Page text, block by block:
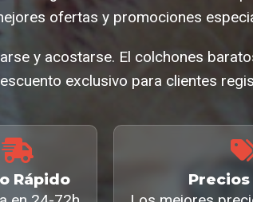
ofertas y promociones
y acostarse. El colchones
exclusivo para clientes
Rápido
Precios